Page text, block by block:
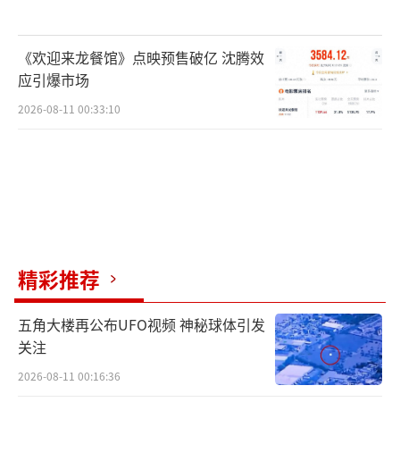
《欢迎来龙餐馆》点映预售破亿 沈腾效
应引爆市场
2026-08-11 00:33:10
精彩推荐
五角大楼再公布UFO视频 神秘球体引发
关注
2026-08-11 00:16:36